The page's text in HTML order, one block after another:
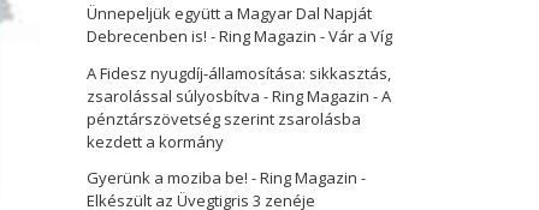
Ünnepeljük együtt a Magyar Dal Napját
Debrecenben is! - Ring Magazin -Vár a Víg
A Fidesz nyugdíj-államosítása: sikkasztás,
zsarolással súlyosbítva - Ring Magazin -A
pénztárszövetség szerint zsarolásba
kezdett a kormány
Gyerünk a moziba be! - Ring Magazin -
Elkészült az Üvegtigris 3 zenéje